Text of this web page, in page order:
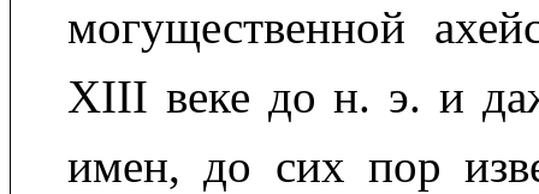
могущественной
XIII веке до н. э. и
имен, до сих пор